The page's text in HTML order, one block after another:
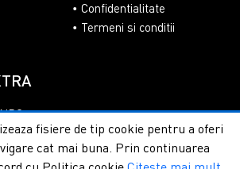
Confidentialitate
Termeni si conditii
fisiere de tip cookie pentru a oferi
cat mai buna. Prin continuarea